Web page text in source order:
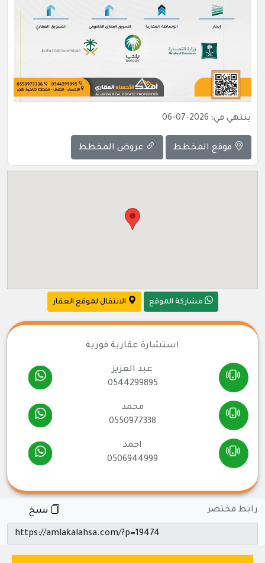
ينتهي في: 2026-07-06
موقع المخطط عروض المخطط
مشاركة الموقع الانتقال لموقع العقار
استشارة عقارية فورية
عبد العزيز
0544299895
محمد
0550977338
احمد
0506944999
رابط مختصر